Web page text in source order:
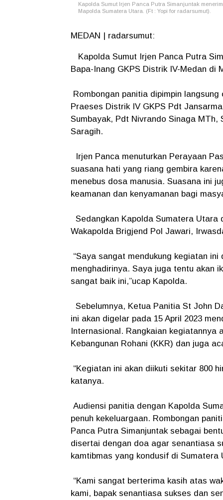
Kapolda Sumut Irjen Panca Putra Simanjuntak
Mapolda Sumatera Utara. (Ft : Yopi for radarsumut).
MEDAN | radarsumut:
Kapolda Sumut Irjen Panca Putra
Bapa-Inang GKPS Distrik IV-Medan di
Rombongan panitia dipimpin
Praeses Distrik IV GKPS Pdt
Sumbayak, Pdt Nivrando Sinaga MTh,
Saragih.
Irjen Panca menuturkan Perayaan
suasana hati yang riang gembira
menebus dosa manusia. Suasana ini
keamanan dan kenyamanan bagi
Sedangkan Kapolda Sumatera Utara
Wakapolda Brigjend Pol Jawari,
“Saya sangat mendukung kegiatan
menghadirinya. Saya juga tentu akan
sangat baik ini,”ucap Kapolda.
Sebelumnya, Ketua Panitia St John
ini akan digelar pada 15 April 2023
Internasional. Rangkaian kegiatannya
Kebangunan Rohani (KKR) dan juga
“Kegiatan ini akan diikuti sekitar 800
katanya.
Audiensi panitia dengan Kapolda
penuh kekeluargaan. Rombongan
Panca Putra Simanjuntak sebagai
disertai dengan doa agar senantiasa
kamtibmas yang kondusif di
“Kami sangat berterima kasih atas
kami, bapak senantiasa sukses dan